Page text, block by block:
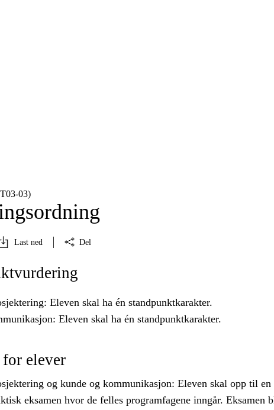
Last ned Del
Eleven skal ha én standpunktkarakter.
Eleven skal ha én standpunktkarakter.
elever
og kunde og kommunikasjon: Eleven skal opp til en
eksamen hvor de felles programfagene inngår. Eksamen